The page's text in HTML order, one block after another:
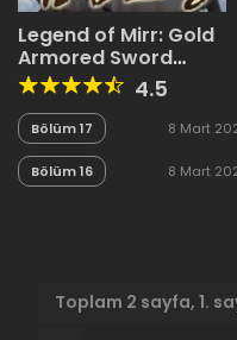
Legend of Mirr: Gold
Armored Sword
Dragon
4.5
Bölüm 17 8 Mart
Bölüm 16 8 Mart
Toplam 2 sayfa, 1.